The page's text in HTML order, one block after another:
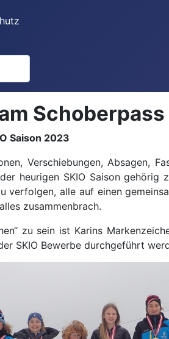
Saison 2023
Verschiebungen, Absagen,
heurigen SKIO Saison
verfolgen, alle auf einen
zusammenbrach.
zu sein ist Karins
SKIO Bewerbe durchgeführt